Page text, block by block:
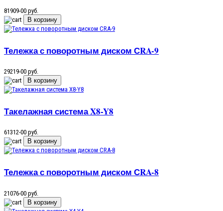
81909-00 руб.
Тележка с поворотным диском СRA-9
29219-00 руб.
Такелажная система X8-Y8
61312-00 руб.
Тележка с поворотным диском СRA-8
21076-00 руб.